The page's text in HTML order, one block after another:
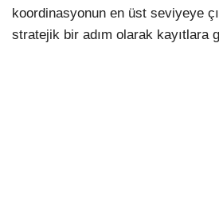
koordinasyonun en üst seviyeye
stratejik bir adım olarak kayıtlara